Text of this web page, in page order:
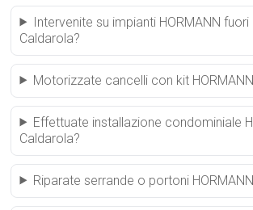
Intervenite su impianti HORMANN
Caldarola?
Motorizzate cancelli con kit
Effettuate installazione condominiale
Caldarola?
Riparate serrande o portoni